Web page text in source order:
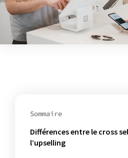
Sommaire
Différences entre le cross
l’upselling